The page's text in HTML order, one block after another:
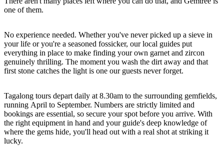
Cerca:
up
one of them.
No experience needed. Whether you've never picked up a sieve in
your life or you're a seasoned fossicker, our local guides put
everything in place to make finding your own garnet and zircon
genuinely thrilling. The moment you wash the dirt away and that
first stone catches the light is one our guests never forget.
Tagalong tours depart daily at 8.30am to the surrounding gemfields,
running April to September. Numbers are strictly limited and
bookings are essential, so secure your spot before you arrive. With
the right equipment in hand and your guide's deep knowledge of
where the gems hide, you'll head out with a real shot at striking it
lucky.